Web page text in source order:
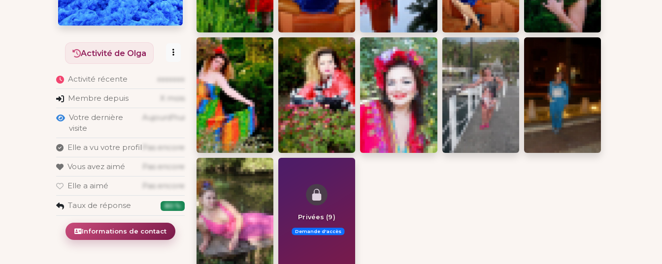
Activité de Olga
Activité récente xxxxxxx
Membre depuis X mois
Votre dernière
visite
Aujourd'hui
Elle a vu votre profil Pas encore
Vous avez aimé Pas encore
Elle a aimé Pas encore
Taux de réponse 80 %
Informations de contact
Privées (9)
Demande d'accès